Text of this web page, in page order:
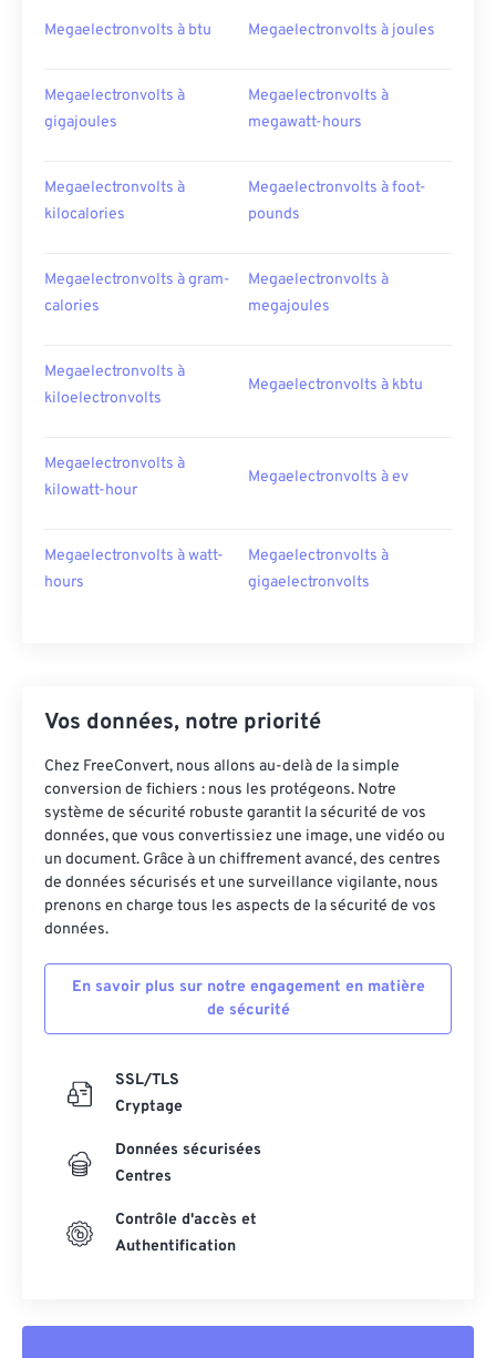
Megaelectronvolts à btu Megaelectronvolts à joules
Megaelectronvolts à
gigajoules
Megaelectronvolts à
megawatt-hours
Megaelectronvolts à
kilocalories
Megaelectronvolts à foot-
pounds
Megaelectronvolts à gram-
calories
Megaelectronvolts à
megajoules
Megaelectronvolts à
kiloelectronvolts
Megaelectronvolts à kbtu
Megaelectronvolts à
kilowatt-hour
Megaelectronvolts à ev
Megaelectronvolts à watt-
hours
Megaelectronvolts à
gigaelectronvolts
Vos données, notre priorité
Chez FreeConvert, nous allons au-delà de la simple
conversion de fichiers : nous les protégeons. Notre
système de sécurité robuste garantit la sécurité de vos
données, que vous convertissiez une image, une vidéo ou
un document. Grâce à un chiffrement avancé, des centres
de données sécurisés et une surveillance vigilante, nous
prenons en charge tous les aspects de la sécurité de vos
données.
En savoir plus sur notre engagement en matière
de sécurité
SSL/TLS
Cryptage
Données sécurisées
Centres
Contrôle d'accès et
Authentification